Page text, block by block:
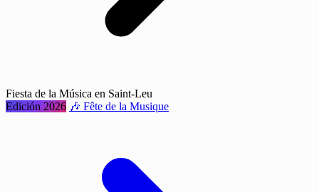
Fiesta de la Música en Saint-Leu
Edición 2026 🎶 Fête de la Musique